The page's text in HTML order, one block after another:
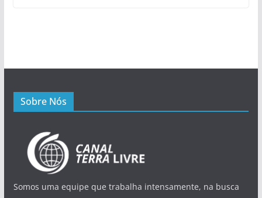
Sobre Nós
Somos uma equipe que trabalha intensamente, na busca